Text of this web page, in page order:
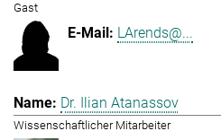
Gast
LArends@...
Dr. Ilian Atanassov
Wissenschaftlicher Mitarbeiter